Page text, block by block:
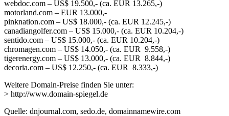
webdoc.com – US$ 19.500,- (ca. EUR 13.265,-)
motorland.com – EUR 13.000,-
pinknation.com – US$ 18.000,- (ca. EUR 12.245,-)
canadiangolfer.com – US$ 15.000,- (ca. EUR 10.204,-)
sentido.com – US$ 15.000,- (ca. EUR 10.204,-)
chromagen.com – US$ 14.050,- (ca. EUR 9.558,-)
tigerenergy.com – US$ 13.000,- (ca. EUR 8.844,-)
decoria.com – US$ 12.250,- (ca. EUR 8.333,-)
Weitere Domain-Preise finden Sie unter:
> http://www.domain-spiegel.de
Quelle: dnjournal.com, sedo.de, domainnamewire.com